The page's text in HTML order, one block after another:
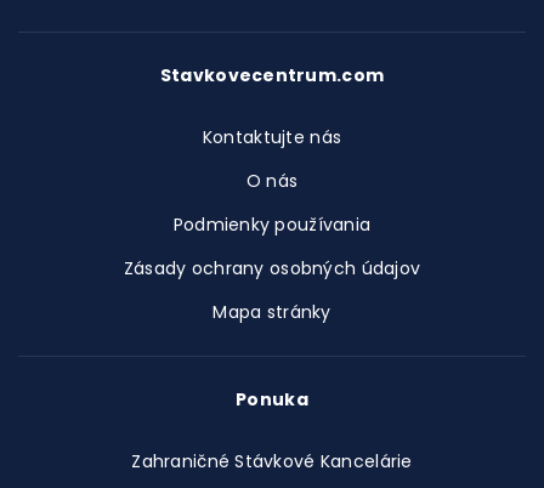
Stavkovecentrum.com
Kontaktujte nás
O nás
Podmienky používania
Zásady ochrany osobných údajov
Mapa stránky
Ponuka
Zahraničné Stávkové Kancelárie